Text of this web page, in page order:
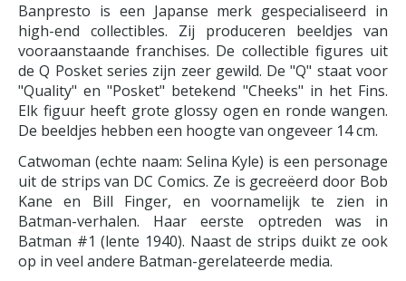
Banpresto is een Japanse merk gespecialiseerd in
high-end collectibles. Zij produceren beeldjes van
vooraanstaande franchises. De collectible figures uit
de Q Posket series zijn zeer gewild. De "Q" staat voor
"Quality" en "Posket" betekend "Cheeks" in het Fins.
Elk figuur heeft grote glossy ogen en ronde wangen.
De beeldjes hebben een hoogte van ongeveer 14 cm.
Catwoman (echte naam: Selina Kyle) is een personage
uit de strips van DC Comics. Ze is gecreëerd door Bob
Kane en Bill Finger, en voornamelijk te zien in
Batman-verhalen. Haar eerste optreden was in
Batman #1 (lente 1940). Naast de strips duikt ze ook
op in veel andere Batman-gerelateerde media.